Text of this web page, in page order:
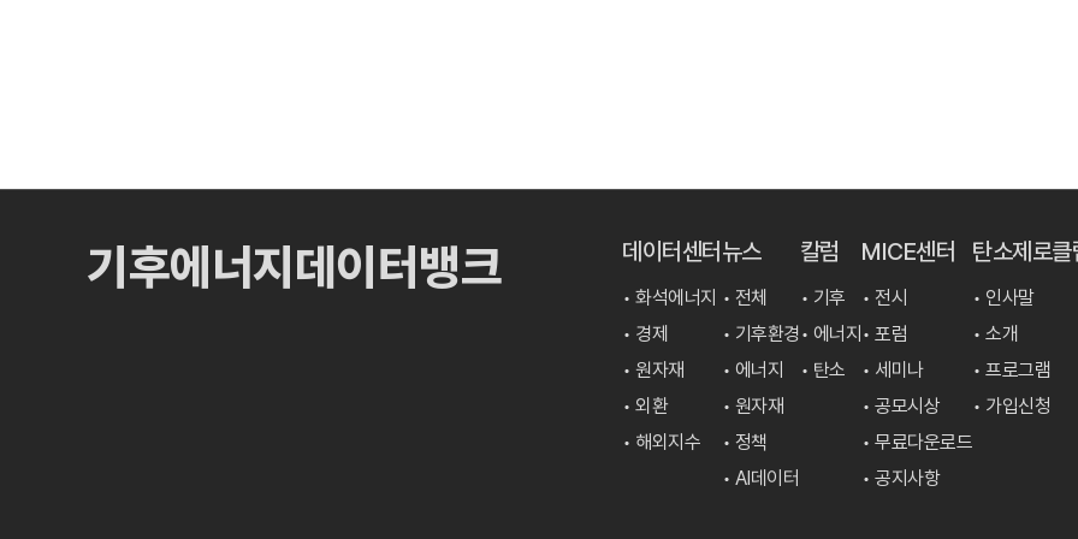
기후에너지데이터뱅크 데이터센터
• 화석에너지
• 경제
• 원자재
• 외환
• 해외지수
뉴스
• 전체
• 기후환경
• 에너지
• 원자재
• 정책
• AI데이터
칼럼
• 기후
• 에너지
• 탄소
MICE센터
• 전시
• 포럼
• 세미나
• 공모시상
• 무료다운로드
• 공지사항
탄소제로클
• 인사말
• 소개
• 프로그램
• 가입신청